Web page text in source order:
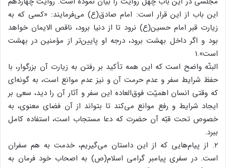
این باب از این قرار است: امام صادق(ع) می‌فرمایند: «کسی که به
زیارت قبر امام حسین(ع) نرود تا از دنیا برود، ناقص الایمان خواهد
بود و اگر داخل بهشت برود، درجه او پایین‌تر از مؤمنین در بهشت
است».1
البتّه واضح است که این همه تأکید بر رفتن به زیارت آن بزرگوار، با
حفظ شرایط سفر و عدم حرمت آن و نیز عدم موانع است، به گونه‌ای
که وقتی انسان اهمیّت فوق‌العاده این سفر و آثار آن را دید، سعی بر
ایجاد شرایط و رفع موانع می‌کند تا بتواند از آن فضای معنوی، به
خصوص تحت قبّه آن حضرت که دعا مستجاب است، استفاده کامل
ببرد.
۲. از پیام‌هایی که از این داستان می‌گیریم، خدمت به هم سفران
است. در سفری پیامبر گرامی اسلام(ص) به اصحاب خود فرمان به